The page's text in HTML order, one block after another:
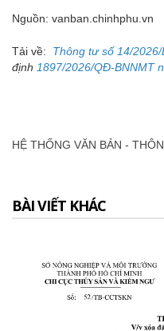
Nguồn: vanban.chinhphu.vn
Tải về: Thông tư số 14/
định 1897/2026/QĐ-BNNMT
HỆ THỐNG VĂN BẢN -
BÀI VIẾT KHÁC